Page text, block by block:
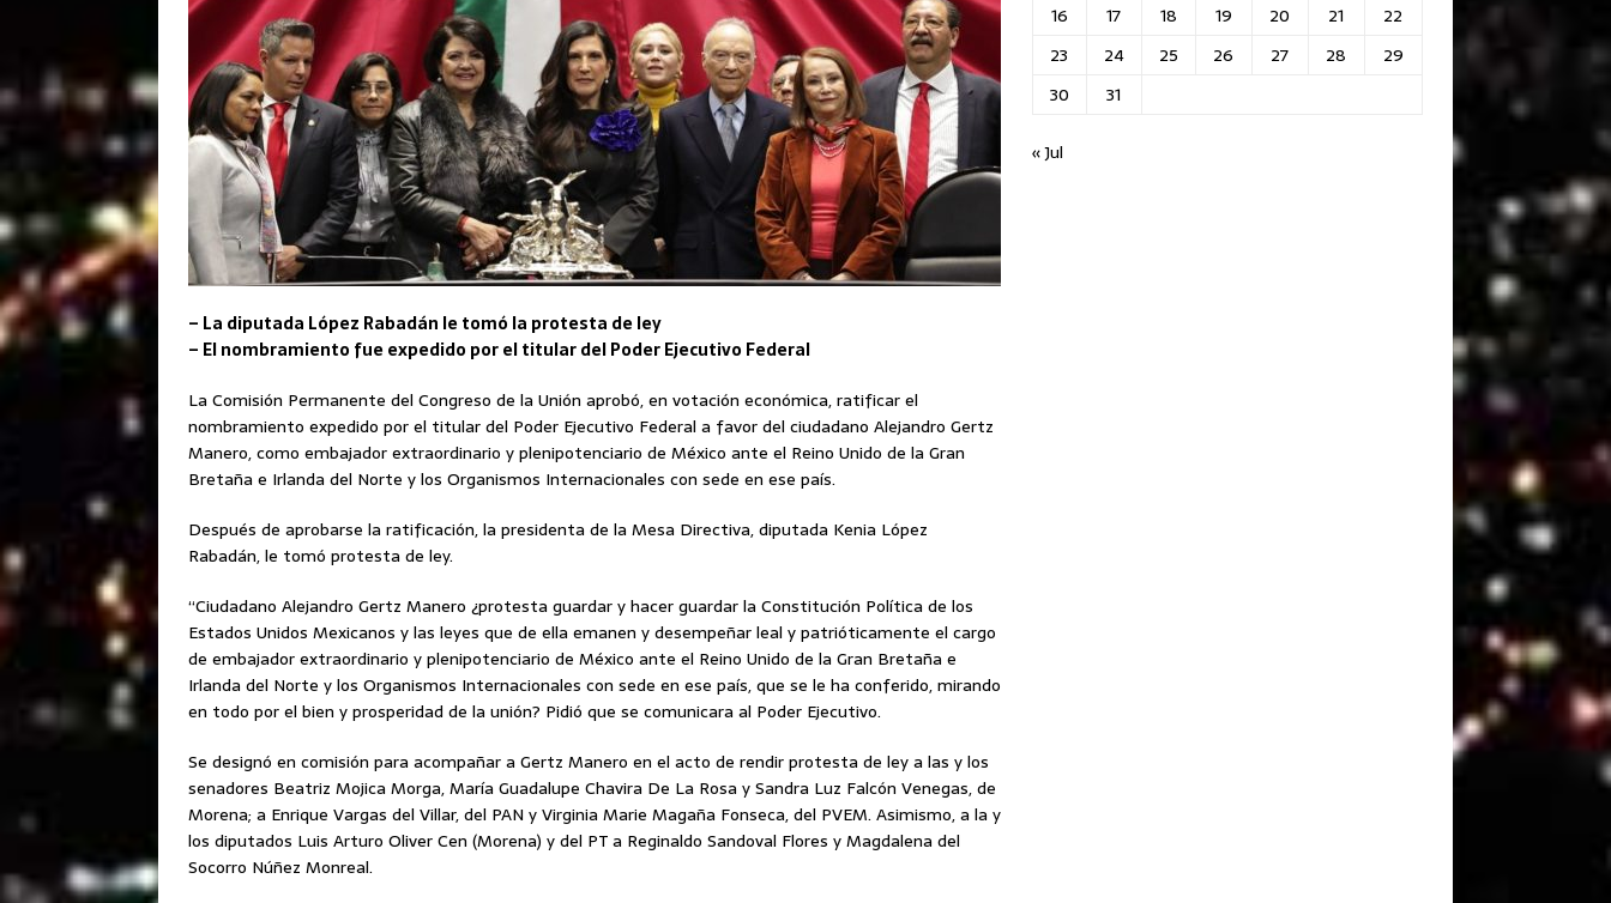
– La diputada López Rabadán le tomó la protesta de ley
– El nombramiento fue expedido por el titular del Poder Ejecutivo Federal
La Comisión Permanente del Congreso de la Unión aprobó, en votación económica, ratificar el
nombramiento expedido por el titular del Poder Ejecutivo Federal a favor del ciudadano Alejandro Gertz
Manero, como embajador extraordinario y plenipotenciario de México ante el Reino Unido de la Gran
Bretaña e Irlanda del Norte y los Organismos Internacionales con sede en ese país.
Después de aprobarse la ratificación, la presidenta de la Mesa Directiva, diputada Kenia López
Rabadán, le tomó protesta de ley.
“Ciudadano Alejandro Gertz Manero ¿protesta guardar y hacer guardar la Constitución Política de los
Estados Unidos Mexicanos y las leyes que de ella emanen y desempeñar leal y patrióticamente el cargo
de embajador extraordinario y plenipotenciario de México ante el Reino Unido de la Gran Bretaña e
Irlanda del Norte y los Organismos Internacionales con sede en ese país, que se le ha conferido, mirando
en todo por el bien y prosperidad de la unión? Pidió que se comunicara al Poder Ejecutivo.
Se designó en comisión para acompañar a Gertz Manero en el acto de rendir protesta de ley a las y los
senadores Beatriz Mojica Morga, María Guadalupe Chavira De La Rosa y Sandra Luz Falcón Venegas, de
Morena; a Enrique Vargas del Villar, del PAN y Virginia Marie Magaña Fonseca, del PVEM. Asimismo, a la y
los diputados Luis Arturo Oliver Cen (Morena) y del PT a Reginaldo Sandoval Flores y Magdalena del
Socorro Núñez Monreal.
16
17 18 19 20 21
22
23
24 25 26 27 28
29
30
31
« Jul